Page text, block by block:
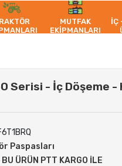
MUTFAK
EKİPMANLARI
İÇ
Serisi - İç Döşeme -
Paspasları
BU ÜRÜN PTT KARGO İLE